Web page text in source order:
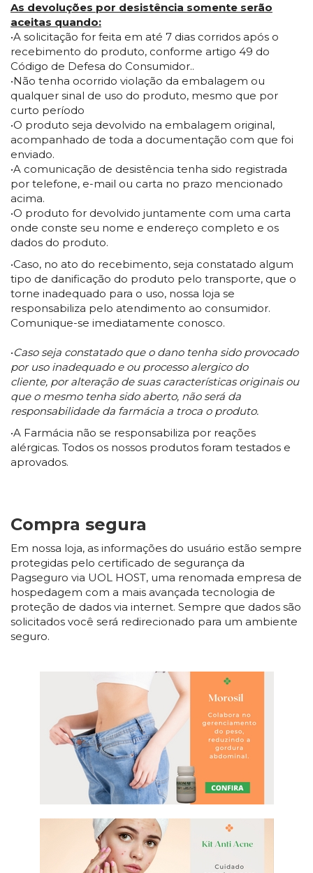
As devoluções por desistência somente serão
aceitas quando:
•A solicitação for feita em até 7 dias corridos após o
recebimento do produto, conforme artigo 49 do
Código de Defesa do Consumidor..
•Não tenha ocorrido violação da embalagem ou
qualquer sinal de uso do produto, mesmo que por
curto período
•O produto seja devolvido na embalagem original,
acompanhado de toda a documentação com que foi
enviado.
•A comunicação de desistência tenha sido registrada
por telefone, e-mail ou carta no prazo mencionado
acima.
•O produto for devolvido juntamente com uma carta
onde conste seu nome e endereço completo e os
dados do produto.
•Caso, no ato do recebimento, seja constatado algum
tipo de danificação do produto pelo transporte, que o
torne inadequado para o uso, nossa loja se
responsabiliza pelo atendimento ao consumidor.
Comunique-se imediatamente conosco.
•Caso seja constatado que o dano tenha sido provocado
por uso inadequado e ou processo alergico do
cliente, por alteração de suas características originais ou
que o mesmo tenha sido aberto, não será da
responsabilidade da farmácia a troca o produto.
•A Farmácia não se responsabiliza por reações
alérgicas. Todos os nossos produtos foram testados e
aprovados.
Compra segura
Em nossa loja, as informações do usuário estão sempre
protegidas pelo certificado de segurança da
Pagseguro via UOL HOST, uma renomada empresa de
hospedagem com a mais avançada tecnologia de
proteção de dados via internet. Sempre que dados são
solicitados você será redirecionado para um ambiente
seguro.